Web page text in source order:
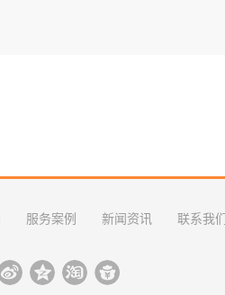
服务案例 新闻资讯 联系我